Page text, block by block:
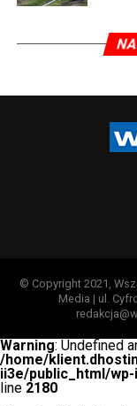
© Copyright 2021,
Media | ul.
Warning: Undefined
/home/
ii3e/public_html/
line 2180